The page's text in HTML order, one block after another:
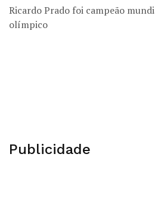
Ricardo Prado foi campeão
olímpico
Publicidade